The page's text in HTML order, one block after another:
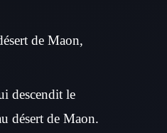
de Maon,
descendit le
désert de Maon.